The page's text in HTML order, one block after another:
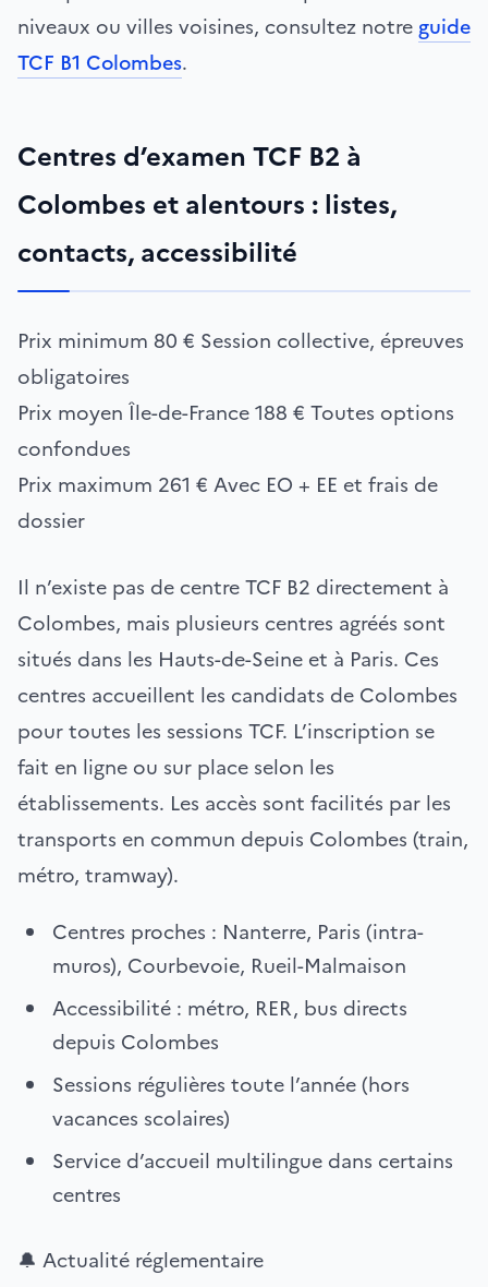
niveaux ou villes voisines, consultez notre guide
TCF B1 Colombes.
Centres d’examen TCF B2 à
Colombes et alentours : listes,
contacts, accessibilité
Prix minimum 80 € Session collective, épreuves
obligatoires
Prix moyen Île-de-France188 € Toutes options
confondues
Prix maximum 261 € Avec EO + EE et frais de
dossier
Il n’existe pas de centre TCF B2 directement à
Colombes, mais plusieurs centres agréés sont
situés dans les Hauts-de-Seine et à Paris. Ces
centres accueillent les candidats de Colombes
pour toutes les sessions TCF. L’inscription se
fait en ligne ou sur place selon les
établissements. Les accès sont facilités par les
transports en commun depuis Colombes (train,
métro, tramway).
Centres proches : Nanterre, Paris (intra-
muros), Courbevoie, Rueil-Malmaison
Accessibilité : métro, RER, bus directs
depuis Colombes
Sessions régulières toute l’année (hors
vacances scolaires)
Service d’accueil multilingue dans certains
centres
🔔 Actualité réglementaire